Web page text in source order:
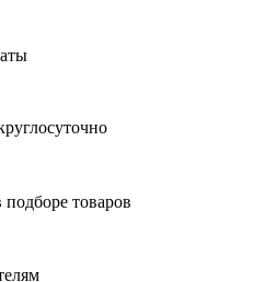
товаров